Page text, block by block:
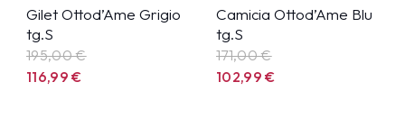
Gilet Ottod’Ame Grigio
tg.S
195,00 €
116,99€
Camicia Ottod’Ame Blu
tg.S
171,00 €
102,99€